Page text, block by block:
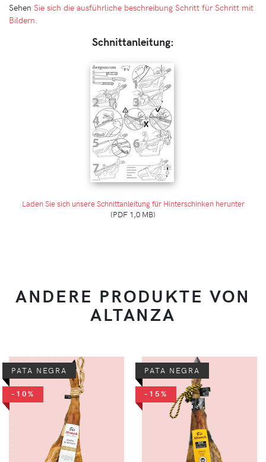
Sehen Sie sich die ausführliche beschreibung Schritt für Schritt mit
Bildern
Schnittanleitung:
Laden Sie sich unsere Schnittanleitung für Hinterschinken herunter
(PDF 1,0 MB)
ANDERE PRODUKTE VON
ALTANZA
PATA NEGRA
-10%
PATA NEGRA
-15%